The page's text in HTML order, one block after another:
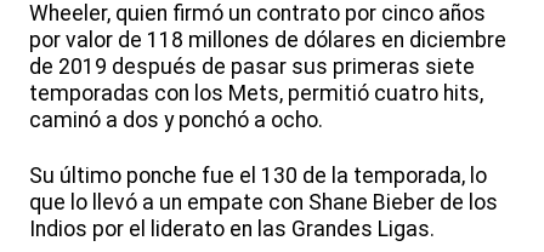
Wheeler, quien firmó un contrato por cinco años
por valor de 118 millones de dólares en diciembre
de 2019 después de pasar sus primeras siete
temporadas con los Mets, permitió cuatro hits,
caminó a dos y ponchó a ocho.
Su último ponche fue el 130 de la temporada, lo
que lo llevó a un empate con Shane Bieber de los
Indios por el liderato en las Grandes Ligas.